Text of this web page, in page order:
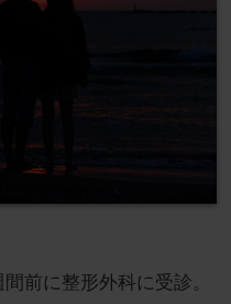
前に整形外科に受診。